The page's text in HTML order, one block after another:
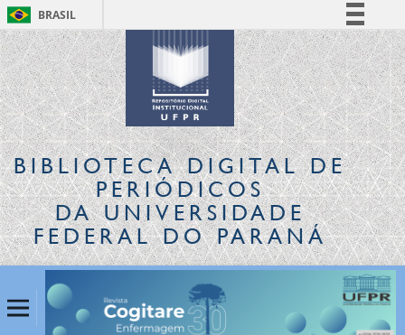
BRASIL
Simplifique!
Comunica BR
Participe
Acesso à informação
Legislação
Canais
BIBLIOTECA DIGITALDE
PERIÓDICOS
DA UNIVERSIDADE
FEDERAL DO PARANÁ